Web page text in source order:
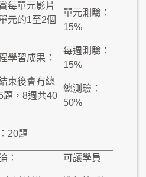
每單元影片
元的1至2個
學習成果：
束後會有總
題，8週共40
20題
單元測驗：
15%
每週測驗：
15%
總測驗：
50%
： 可讓學員